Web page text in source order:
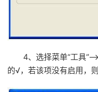
4、选择菜单“工具
的√，若该项没有启用，则